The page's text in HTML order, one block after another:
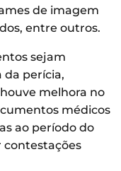
de imagem
entre outros.
sejam
da perícia,
melhora no
médicos
ao período do